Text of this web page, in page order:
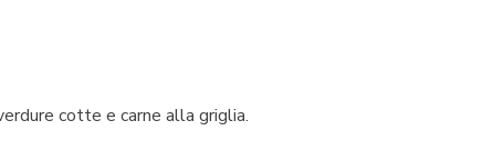
cotte e carne alla griglia.